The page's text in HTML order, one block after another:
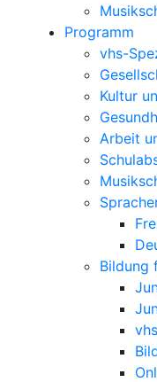
Programm
vhs-
Kultur
Arbeit
Bildung